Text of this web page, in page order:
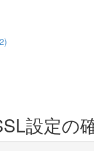
設定の